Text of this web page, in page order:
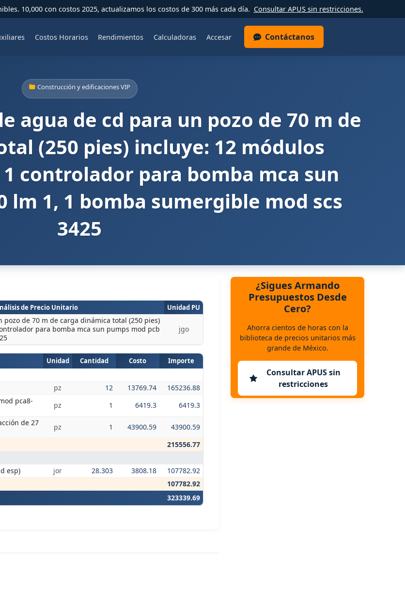
10,000 con costos 2025, actualizamos los costos de 300 más cada día. Consultar APUS sin restricciones.
Costos Horarios Rendimientos Calculadoras Accesar Contáctanos
Construcción y edificaciones VIP
agua de cd para un pozo de 70 m de
(250 pies) incluye: 12 módulos
controlador para bomba mca sun
lm 1, 1 bomba sumergible mod scs
3425
de Precio Unitario Unidad PU
de 70 m de carga dinámica total (250 pies)
para bomba mca sun pumps mod pcb
jgo
Unidad Cantidad Costo Importe
pz 12 13769.74
165236.88
pca8-
pz 1 6419.3 6419.3
de 27
pz 1 43900.59
43900.59
215556.77
esp) jor 28.303 3808.18
107782.92
107782.92
323339.69
¿Sigues Armando
Presupuestos Desde
Cero?
Ahorra cientos de horas con la
biblioteca de precios unitarios más
grande de México.
Consultar APUS sin
restricciones